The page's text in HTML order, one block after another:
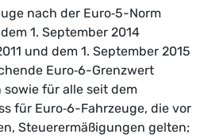
nach der Euro‑5-Norm
1. September 2014
und dem 1. September 2015
Euro‑6-Grenzwert
für alle seit dem
für Euro‑6-Fahrzeuge, die vor
Steuerermäßigungen gelten;